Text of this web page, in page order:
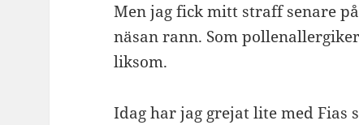
Men jag fick mitt straff senare
näsan rann. Som
liksom.
Idag har jag grejat lite med Fias